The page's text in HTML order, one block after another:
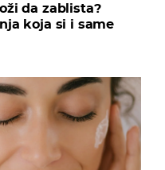
da zablista?
koja si i same